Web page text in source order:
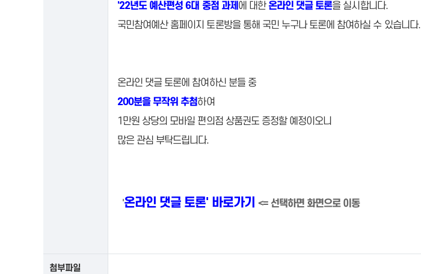
'22년도 예산편성 6대 중점 과제 에 대한 온라인 댓글 토론을 실시합니다.
국민참여예산 홈페이지 토론방을 통해 국민 누구나 토론에 참여하실 수 있습니다.
온라인 댓글 토론에 참여하신 분들 중
200분을 무작위 추첨하여
1만원 상당의 모바일 편의점 상품권도 증정할 예정이오니
많은 관심 부탁드립니다.
'온라인 댓글 토론' 바로가기 <= 선택하면 화면으로 이 동
첨부파일